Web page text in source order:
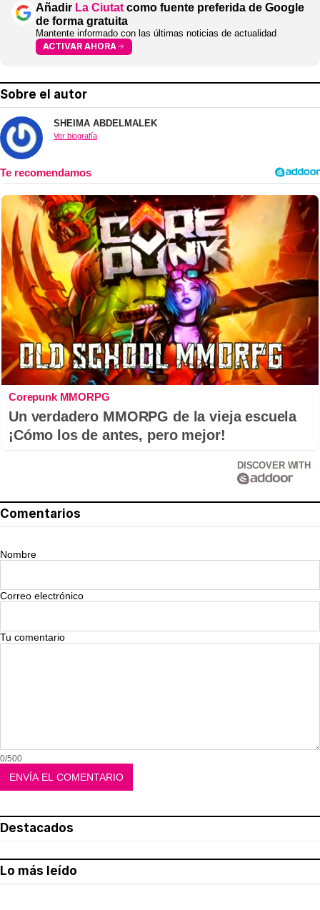
Añadir La Ciutat como fuente preferida de Google
de forma gratuita
Mantente informado con las últimas noticias de actualidad
ACTIVAR AHORA
Sobre el autor
SHEIMA ABDELMALEK
Ver biografía
Corepunk MMORPG
Un verdadero MMORPG de la vieja escuela
¡Cómo los de antes, pero mejor!
DISCOVER WITH
Comentarios
Nombre
Correo electrónico
Tu comentario
0/500
Destacados
Lo más leído